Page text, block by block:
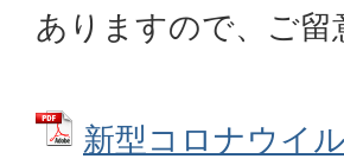
ありますので、ご留
新型コロナウイ